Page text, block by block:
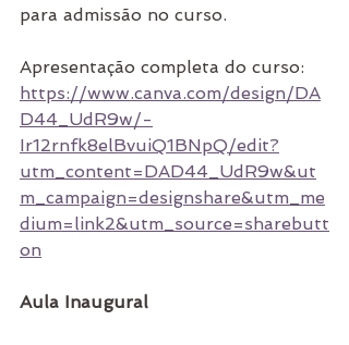
para admissão no curso.
Apresentação completa do curso:
https://www.canva.com/design/DA
D44_UdR9w/-
Ir12rnfk8elBvuiQ1BNpQ/edit?
utm_content=DAD44_UdR9w&ut
m_campaign=designshare&utm_me
dium=link2&utm_source=sharebutt
on
Aula Inaugural